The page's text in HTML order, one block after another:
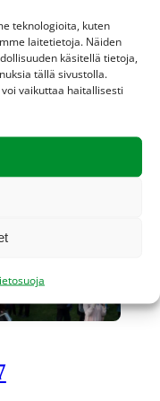
teknologioita, kuten
laitetietoja. Näiden
käsitellä tietoja,
tällä sivustolla.
vaikuttaa haitallisesti